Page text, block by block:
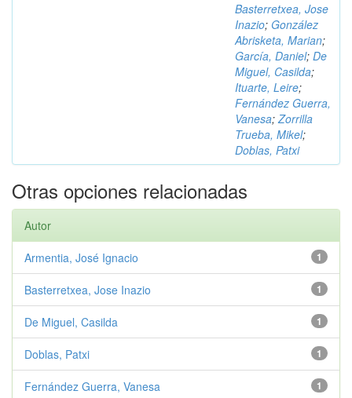
Basterretxea, Jose
Inazio; González
Abrisketa, Marian;
García, Daniel; De
Miguel, Casilda;
Ituarte, Leire;
Fernández Guerra,
Vanesa;Zorrilla
Trueba, Mikel;
Doblas, Patxi
Otras opciones relacionadas
Autor
1
Armentia, José Ignacio
1
Basterretxea, Jose Inazio
1
De Miguel, Casilda
1
Doblas, Patxi
1
Fernández Guerra, Vanesa